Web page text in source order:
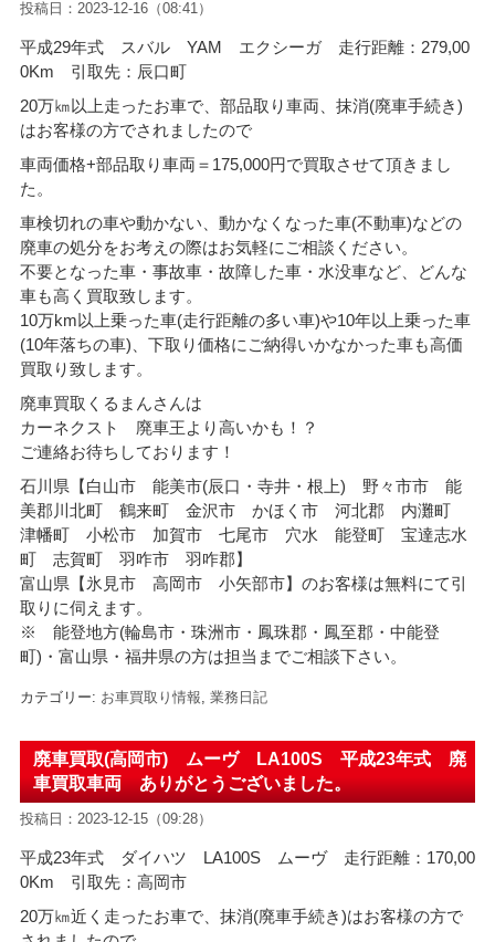
投稿日：2023-12-16（08:41）
平成29年式 スバル YAM エクシーガ 走行距離：279,00
0Km 引取先：辰口町
20万㎞以上走ったお車で、部品取り車両、抹消(廃車手続き)
はお客様の方でされましたので
車両価格+部品取り車両＝175,000円で買取させて頂きまし
た。
車検切れの車や動かない、動かなくなった車(不動車)などの
廃車の処分をお考えの際はお気軽にご相談ください。
不要となった車・事故車・故障した車・水没車など、どんな
車も高く買取致します。
10万km以上乗った車(走行距離の多い車)や10年以上乗った車
(10年落ちの車)、下取り価格にご納得いかなかった車も高価
買取り致します。
廃車買取くるまんさんは
カーネクスト 廃車王より高いかも！？
ご連絡お待ちしております！
石川県【白山市 能美市(辰口・寺井・根上) 野々市市 能
美郡川北町 鶴来町 金沢市 かほく市 河北郡 内灘町
津幡町 小松市 加賀市 七尾市 穴水 能登町 宝達志水
町 志賀町 羽咋市 羽咋郡】
富山県【氷見市 高岡市 小矢部市】のお客様は無料にて引
取りに伺えます。
※ 能登地方(輪島市・珠洲市・ 鳳珠郡・鳳至郡・中能登
町)・富山県・福井県の方は担当までご相談下さい。
カテゴリー: お車買取り情報 業務日記
廃車買取(高岡市) ムーヴ LA100S 平成23年式 廃
車買取車両 ありがとうございました。
投稿日：2023-12-15（09:28）
平成23年式 ダイハツ LA100S ムーヴ 走行距離：170,00
0Km 引取先：高岡市
20万㎞近く走ったお車で、抹消(廃車手続き)はお客様の方で